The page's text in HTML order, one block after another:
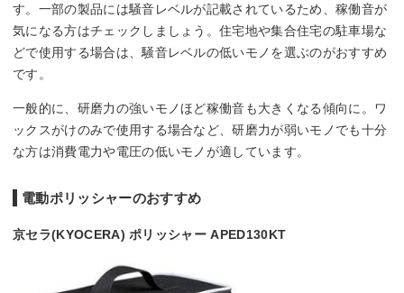
す。一部の製品には騒音レベルが記載されているため、稼働音が
気になる方はチェックしましょう。住宅地や集合住宅の駐車場な
どで使用する場合は、騒音レベルの低いモノを選ぶのがおすすめ
です。
一般的に、研磨力の強いモノほど稼働音も大きくなる傾向に。ワ
ックスがけのみで使用する場合など、研磨力が弱いモノでも十分
な方は消費電力や電圧の低いモノが適しています。
電動ポリッシャーのおすすめ
京セラ(KYOCERA) ポリッシャー APED130KT